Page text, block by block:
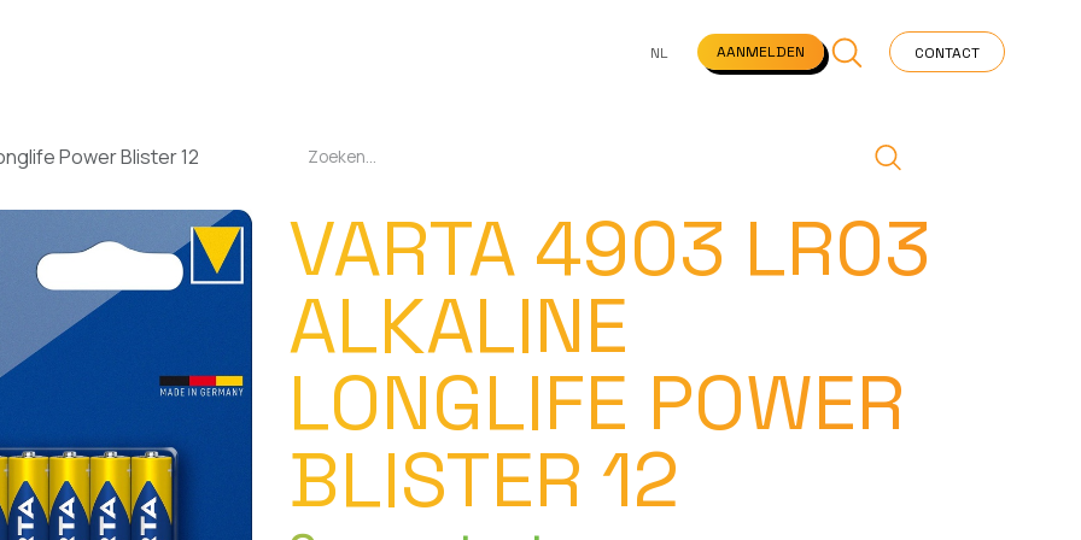
VEELGESTELDE VRAGEN STARTPAGINA NEWS
NL AANMELDEN CONTACT
Power Blister 12
VARTA 4903 LR03
ALKALINE
LONGLIFE POWER
BLISTER 12